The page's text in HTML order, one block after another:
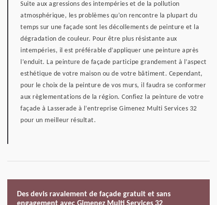
Suite aux agressions des intempéries et de la pollution
atmosphérique, les problèmes qu’on rencontre la plupart du
temps sur une façade sont les décollements de peinture et la
dégradation de couleur. Pour être plus résistante aux
intempéries, il est préférable d’appliquer une peinture après
l’enduit. La peinture de façade participe grandement à l’aspect
esthétique de votre maison ou de votre bâtiment. Cependant,
pour le choix de la peinture de vos murs, il faudra se conformer
aux règlementations de la région. Confiez la peinture de votre
façade à Lasserade à l’entreprise Gimenez Multi Services 32
pour un meilleur résultat.
Des devis ravalement de façade gratuit et sans